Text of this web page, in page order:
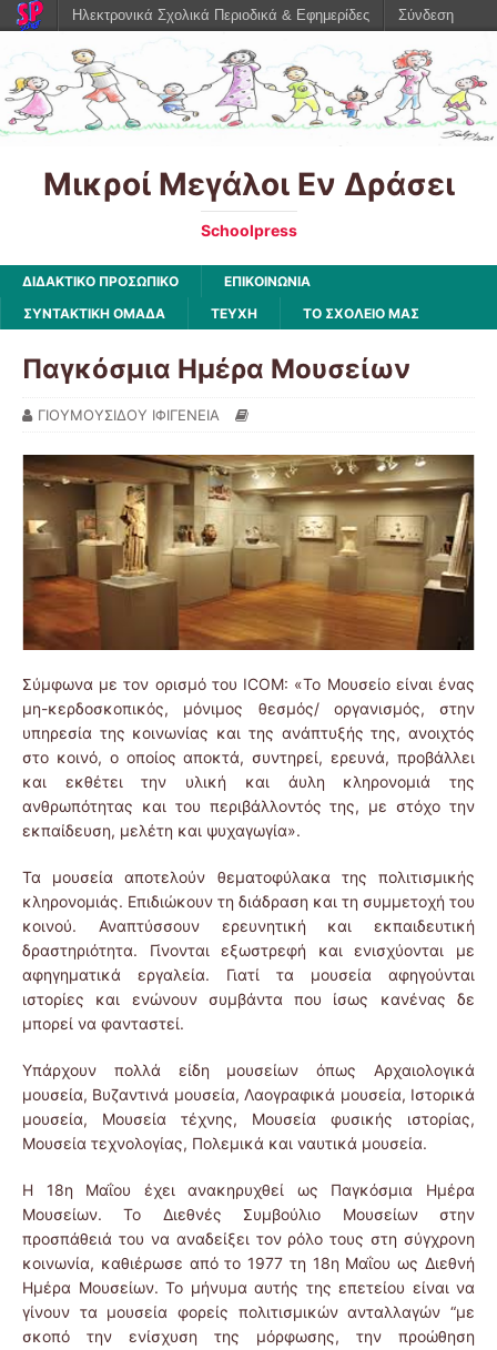
Μικροί Μεγάλοι Εν Δράσει
Schoolpress
ΔΙΔΑΚΤΙΚΟ ΠΡΟΣΩΠΙΚΟ
ΕΠΙΚΟΙΝΩΝΙΑ
ΣΥΝΤΑΚΤΙΚΗ ΟΜΑΔΑ
ΤΕΥΧΗ ΤΟ ΣΧΟΛΕΙΟ ΜΑΣ
Παγκόσμια Ημέρα Μουσείων
ΓΙΟΥΜΟΥΣΙΔΟΥ ΙΦΙΓΕΝΕΙΑ
Σύμφωνα με τον ορισμό του ICOM: «Το Μουσείο είναι ένας
μη-κερδοσκοπικός, μόνιμος θεσμός/ οργανισμός, στην
υπηρεσία της κοινωνίας και της ανάπτυξής της, ανοιχτός
στο κοινό, ο οποίος αποκτά, συντηρεί, ερευνά, προβάλλει
και εκθέτει την υλική και άυλη κληρονομιά της
ανθρωπότητας και του περιβάλλοντός της, με στόχο την
εκπαίδευση, μελέτη και ψυχαγωγία».
Τα μουσεία αποτελούν θεματοφύλακα της πολιτισμικής
κληρονομιάς. Επιδιώκουν τη διάδραση και τη συμμετοχή του
κοινού. Αναπτύσσουν ερευνητική και εκπαιδευτική
δραστηριότητα. Γίνονται εξωστρεφή και ενισχύονται με
αφηγηματικά εργαλεία. Γιατί τα μουσεία αφηγούνται
ιστορίες και ενώνουν συμβάντα που ίσως κανένας δε
μπορεί να φανταστεί.
Υπάρχουν πολλά είδη μουσείων όπως Αρχαιολογικά
μουσεία, Βυζαντινά μουσεία, Λαογραφικά μουσεία, Ιστορικά
μουσεία, Μουσεία τέχνης, Μουσεία φυσικής ιστορίας,
Μουσεία τεχνολογίας, Πολεμικά και ναυτικά μουσεία.
Η 18η Μαΐου έχει ανακηρυχθεί ως Παγκόσμια Ημέρα
Μουσείων. Το Διεθνές Συμβούλιο Μουσείων στην
προσπάθειά του να αναδείξει τον ρόλο τους στη σύγχρονη
κοινωνία, καθιέρωσε από το 1977 τη 18η Μαΐου ως Διεθνή
Ημέρα Μουσείων. Το μήνυμα αυτής της επετείου είναι να
γίνουν τα μουσεία φορείς πολιτισμικών ανταλλαγών “με
σκοπό την ενίσχυση της μόρφωσης, την προώθηση
Ηλεκτρονικά Σχολικά Περιοδικά & Εφημερίδες Σύνδεση